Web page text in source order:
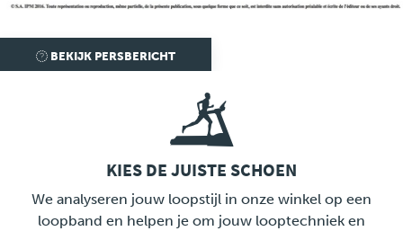
BEKIJK PERSBERICHT
LINK
KIES DE JUISTE SCHOEN
We analyseren jouw loopstijl in onze winkel op een
loopband en helpen je om jouw looptechniek en